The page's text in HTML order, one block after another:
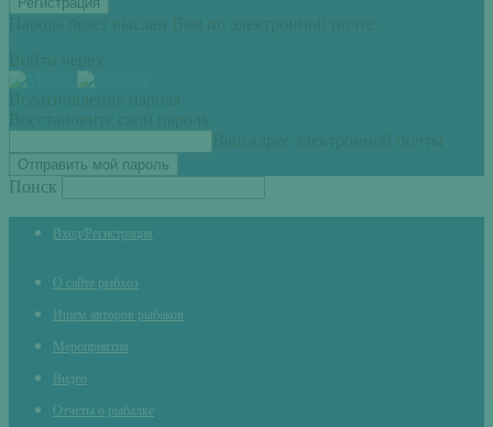
Пароль будет выслан Вам по электронной почте.
Войти через:
Всоатновление пароля
Восстановите свой пароль
Ваш адрес электронной почты
Поиск
Вход/Регистрация
О сайте рыбхоз
Ищем авторов рыбаков
Мероприятия
Видео
Отчеты о рыбалке